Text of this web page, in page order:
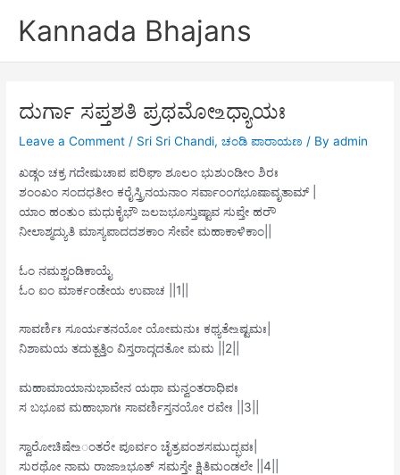
Kannada Bhajans
ದುರ್ಗಾ ಸಪ್ತಶತಿ ಪ್ರಥಮೋ ‌உಧ್ಯಾಯಃ
Leave a Comment / Sri Sri Chandi,ಚಂಡಿ ಪಾರಾಯಣ / Byadmin
ಖಡ್ಗಂ ಚಕ್ರ ಗದೇಷುಚಾಪ ಪರಿಘಾ ಶೂಲಂ ಭುಶುಂಡೀಂ ಶಿರಃ
ಶಂಂಖಂ ಸಂದಧತೀಂ ಕರೈಸ್ತ್ರಿನಯನಾಂ ಸರ್ವಾಂಂಗಭೂಷಾವೃತಾಮ್ |
ಯಾಂ ಹಂತುಂ ಮಧುಕೈಭೌ ಜಲಜಭೂಸ್ತುಷ್ಟಾವ ಸುಪ್ತೇ ಹರೌ
ನೀಲಾಶ್ಮದ್ಯುತಿ ಮಾಸ್ಯಪಾದದಶಕಾಂ ಸೇವೇ ಮಹಾಕಾಳಿಕಾಂ||
ಓಂ ನಮಶ್ಚಂಡಿಕಾಯೈ
ಓಂ ಐಂ ಮಾರ್ಕಂಡೇಯ ಉವಾಚ ||1||
ಸಾವರ್ಣಿಃ ಸೂರ್ಯತನಯೋ ಯೋಮನುಃ ಕಥ್ಯತೇ‌உಷ್ಟಮಃ|
ನಿಶಾಮಯ ತದುತ್ಪತ್ತಿಂ ವಿಸ್ತರಾದ್ಗದತೋ ಮಮ ||2||
ಮಹಾಮಾಯಾನುಭಾವೇನ ಯಥಾ ಮನ್ವಂತರಾಧಿಪಃ
ಸ ಬಭೂವ ಮಹಾಭಾಗಃ ಸಾವರ್ಣಿಸ್ತನಯೋ ರವೇಃ ||3||
ಸ್ವಾರೋಚಿಷೇ‌உಂತರೇ ಪೂರ್ವಂ ಚೈತ್ರವಂಶಸಮುದ್ಭವಃ|
ಸುರಥೋ ನಾಮ ರಾಜಾ‌உಭೂತ್ ಸಮಸ್ತೇ ಕ್ಷಿತಿಮಂಡಲೇ ||4||